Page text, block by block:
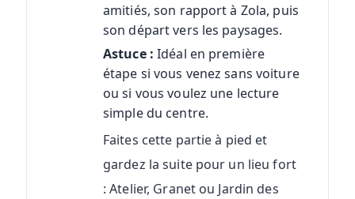
amitiés, son rapport à Zola, puis
son départ vers les paysages.
Astuce : Idéal en première
étape si vous venez sans voiture
ou si vous voulez une lecture
simple du centre.
Faites cette partie à pied et
gardez la suite pour un lieu fort
: Atelier, Granet ou Jardin des